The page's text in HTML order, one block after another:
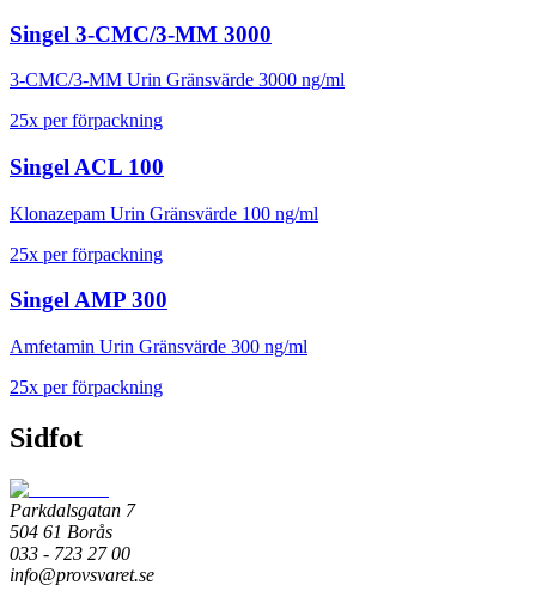
Singel 3-CMC/3-MM 3000
3-CMC/3-MM Urin Gränsvärde 3000 ng/ml
25x per förpackning
Singel ACL 100
Klonazepam Urin Gränsvärde 100 ng/ml
25x per förpackning
Singel AMP 300
Amfetamin Urin Gränsvärde 300 ng/ml
25x per förpackning
Sidfot
Parkdalsgatan 7
504 61 Borås
033 - 723 27 00
info@provsvaret.se